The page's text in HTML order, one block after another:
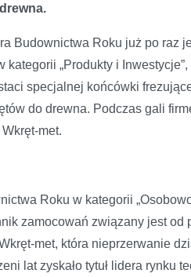
Budownictwa Roku już po raz
„Produkty i
specjalnej końcówki
do drewna. Podczas gali
met.
Roku w kategorii
zamocowań związany jest od
met, która nieprzerwanie
lat zyskało tytuł lidera rynku